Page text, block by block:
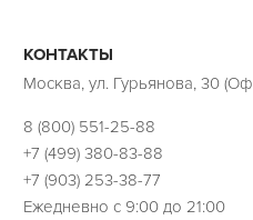
КОНТАКТЫ
Москва, ул. Гурьянова, 30
8 (800) 551-25-88
+7 (499) 380-83-88
+7 (903) 253-38-77
Ежедневно с 9:00 до 21:00